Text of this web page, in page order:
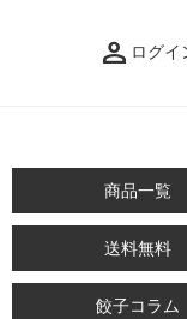
person_filled ログイ
商品一覧
送料無料
餃子コラム